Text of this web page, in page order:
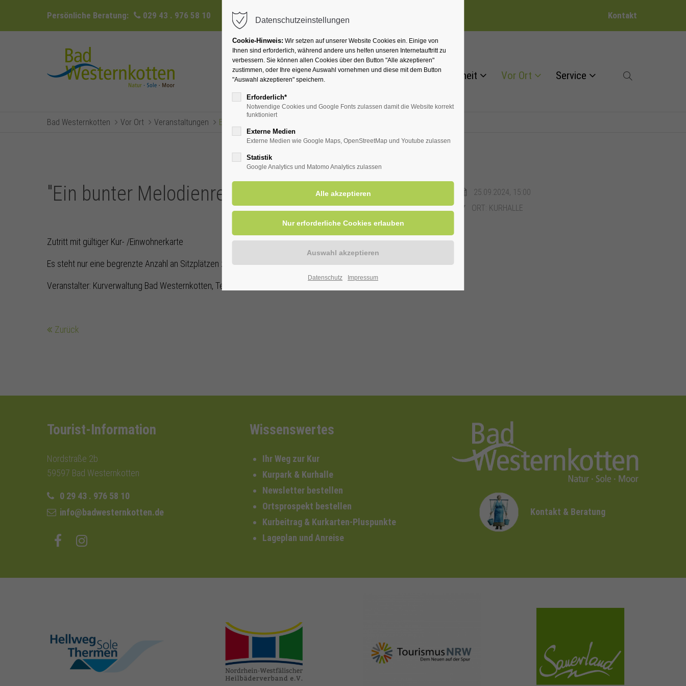
Persönliche Beratung: 029 43 . 976 58 10 info@badwesternkotten.de Kontakt
Ihr Heilbad Übernachten Für Ihre Gesundheit Vor Ort Service
Bad Westernkotten Vor Ort Veranstaltungen Eventsreader (Timeline)
"Ein bunter Melodienreigen" mit Wolfgang Holz
25.09.2024, 15:00
ORT: KURHALLE
Zutritt mit gültiger Kur- /Einwohnerkarte
Es steht nur eine begrenzte Anzahl an Sitzplätzen zur Verfügung!
Veranstalter: Kurverwaltung Bad Westernkotten, Telefon: 0 29 43 . 976 58 10
Zurück
Tourist-Information
Nordstraße 2b
59597 Bad Westernkotten
0 29 43 . 976 58 10
info@badwesternkotten.de
Wissenswertes
Ihr Weg zur Kur
Kurpark & Kurhalle
Newsletter bestellen
Ortsprospekt bestellen
Kurbeitrag & Kurkarten-Pluspunkte
Lageplan und Anreise
Kontakt & Beratung
hellweg-sole-
thermen.de
heilbaeder.de
nrw-tourismus.de sauerland.com
Datenschutzeinstellungen
Cookie-Hinweis: Wir setzen auf unserer Website Cookies ein. Einige von
Ihnen sind erforderlich, während andere uns helfen unseren Internetauftritt zu
verbessern. Sie können allen Cookies über den Button "Alle akzeptieren"
zustimmen, oder Ihre eigene Auswahl vornehmen und diese mit dem Button
"Auswahl akzeptieren" speichern.
Erforderlich*
Notwendige Cookies und Google Fonts zulassen damit die Website korrekt
funktioniert
Externe Medien
Externe Medien wie Google Maps, OpenStreetMap und Youtube zulassen
Statistik
Google Analytics und Matomo Analytics zulassen
Datenschutz Impressum